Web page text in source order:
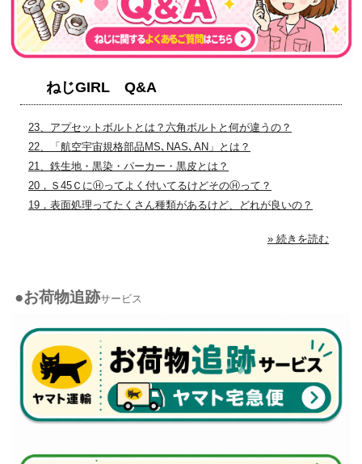
ねじGIRL Q&A
23、アプセットボルトとは？六角ボルトと何が違うの？
22、「航空宇宙規格部品MS､NAS､AN」とは？
21、鉄生地・黒染・パーカー・黒皮とは？
20，Ｓ45ＣにⒽってよく付いてるけどそのⒽって？
19，表面処理ってたくさん種類があるけど、どれが良いの？
» 続きを読む
●お荷物追跡サービス